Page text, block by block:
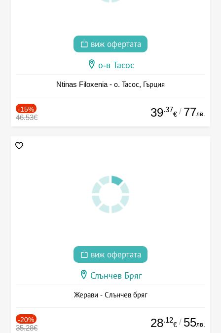
виж офертата
о-в Тасос
Ntinas Filoxenia - о. Тасос, Гърция
-15%
46.53€ 39.37
€ / 77лв.
виж офертата
Слънчев Бряг
Жерави - Слънчев бряг
-20%
35.28€ 28.12
€ / 55лв.